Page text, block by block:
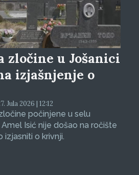
zločine u Jošanici
izjašnjenje o
Jula 2026 | 12:12
počinjene u selu
Isić nije došao na ročište
izjasniti o krivnji.